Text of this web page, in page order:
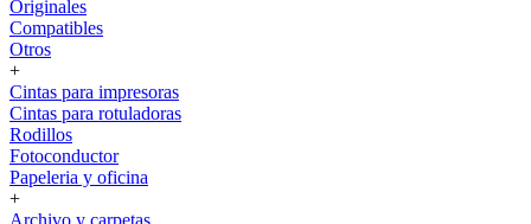
Originales
Compatibles
Otros
+
Cintas para impresoras
Cintas para rotuladoras
Rodillos
Fotoconductor
Papeleria y oficina
+
Archivo y carpetas